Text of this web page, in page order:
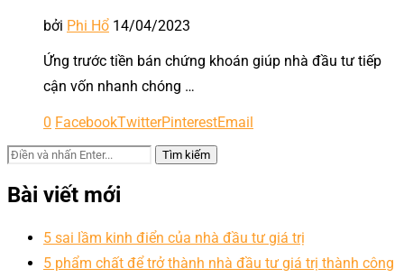
bởi Phi Hổ 14/04/2023
Ứng trước tiền bán chứng khoán giúp nhà đầu tư tiếp
cận vốn nhanh chóng …
0 FacebookTwitterPinterestEmail
Bài viết mới
5 sai lầm kinh điển của nhà đầu tư giá trị
5 phẩm chất để trở thành nhà đầu tư giá trị thành công